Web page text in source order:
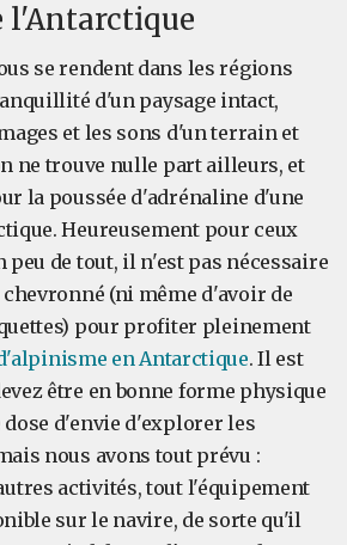
l'Antarctique
se rendent dans les régions
d'un paysage intact,
et les sons d'un terrain et
ne trouve nulle part ailleurs, et
la poussée d'adrénaline d'une
Heureusement pour ceux
de tout, il n'est pas nécessaire
(ni même d'avoir de
pour profiter pleinement
en Antarctique. Il est
être en bonne forme physique
dose d'envie d'explorer les
nous avons tout prévu :
activités, tout l'équipement
sur le navire, de sorte qu'il